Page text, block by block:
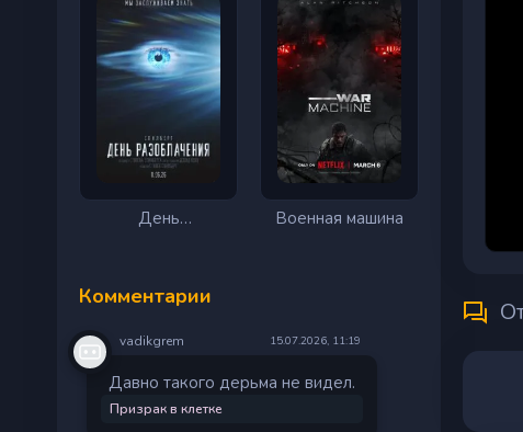
День
Военная машина
Комментарии
vadikgrem 15.07.2026, 11:19
Давно такого дерьма не видел.
Призрак в клетке